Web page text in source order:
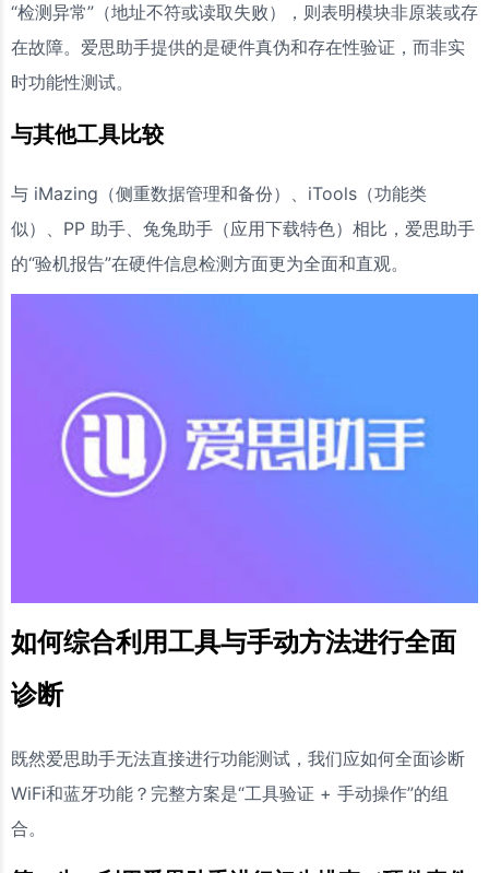
“检测异常”（地址不符或读取失败），则表明模块非原装或存
在故障。爱思助手提供的是硬件真伪和存在性验证，而非实
时功能性测试。
与其他工具比较
与 iMazing（侧重数据管理和备份）、iTools（功能类
似）、PP 助手、兔兔助手（应用下载特色）相比，爱思助手
的“验机报告”在硬件信息检测方面更为全面和直观。
如何综合利用工具与手动方法进行全面
诊断
既然爱思助手无法直接进行功能测试，我们应如何全面诊断
WiFi和蓝牙功能？完整方案是“工具验证 + 手动操作”的组
合。